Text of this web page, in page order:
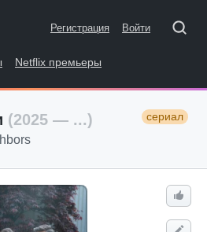
Регистрация Войти
Netflix премьеры
(2025 — ...) сериал